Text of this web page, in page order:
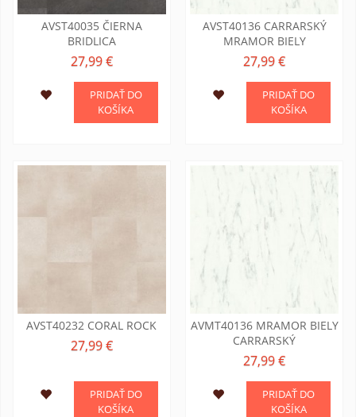
AVST40035 ČIERNA
BRIDLICA
27,99 €
PRIDAŤ DO
KOŠÍKA
AVST40136 CARRARSKÝ
MRAMOR BIELY
27,99 €
PRIDAŤ DO
KOŠÍKA
AVST40232 CORAL ROCK
27,99 €
PRIDAŤ DO
KOŠÍKA
AVMT40136 MRAMOR BIELY
CARRARSKÝ
27,99 €
PRIDAŤ DO
KOŠÍKA